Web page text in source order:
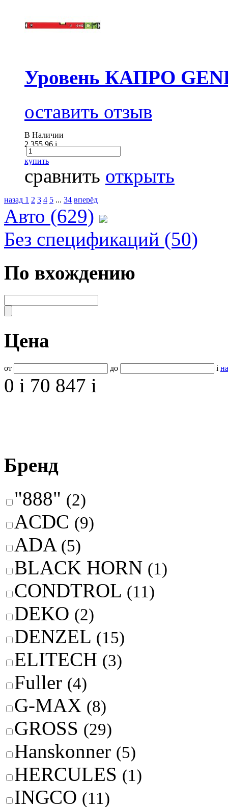
Уровень КАПРО
оставить отзыв
В Наличии
2 355.96i
купить
сравнить открыть
назад 1 2 3 4 5 ... 34 вперёд
Авто (629)
Без спецификаций (50)
По вхождению
Цена
от до i
0 i 70 847 i
Бренд
"888" (2)
ACDC (9)
ADA (5)
BLACK HORN (1)
CONDTROL (11)
DEKO (2)
DENZEL (15)
ELITECH (3)
Fuller (4)
G-MAX (8)
GROSS (29)
Hanskonner (5)
HERCULES (1)
INGCO (11)